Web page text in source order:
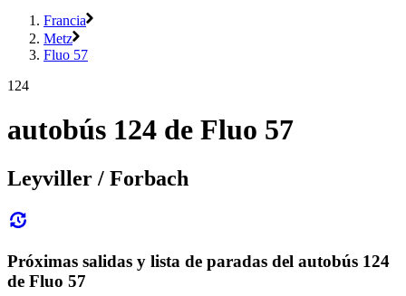
Francia
Metz
Fluo 57
124
autobús 124 de Fluo 57
Leyviller / Forbach
Próximas salidas y lista de paradas del autobús 124
de Fluo 57